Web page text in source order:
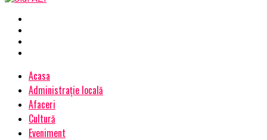
Acasa
Administrație locală
Afaceri
Cultură
Eveniment